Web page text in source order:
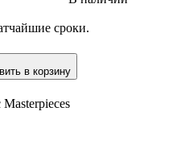
сроки.
в корзину